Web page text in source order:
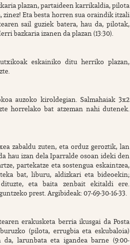
plazan, partaideen karrikaldia, pilota
Eta besta horren sua oraindik itzali
sail guziek batera, hau da, pilotak,
bazkaria izanen da plazan (13:30).
eskainiko ditu herriko plazan,
auzoko kiroldegian. Salmahaiak 3x2
horrelako bat atzeman nahi dutenek.
zabaldu zuten, eta orduz geroztik, lan
hau izan dela Iparralde osoan ideki den
partekatze eta sostengua eskaintzea,
bat, liburu, aldizkari eta bideoekin;
eta baita zenbait ekitaldi ere.
prest. Argibideak: 07-69-30-16-33.
erakusketa berria ikusgai da Posta
(pilota, errugbia eta eskubaloia)
da, larunbata eta igandea barne (9:00-